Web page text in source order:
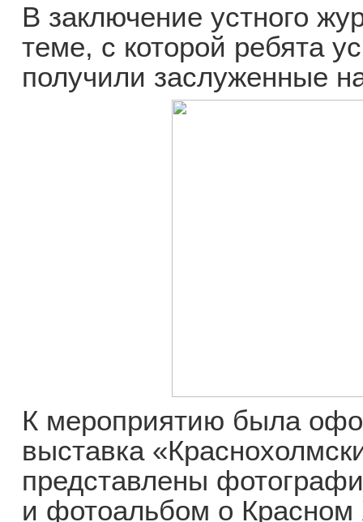
В заключение устного
теме, с которой ребята
получили заслуженные
К мероприятию была
выставка
представлены
и фотоальбом о